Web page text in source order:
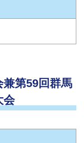
第59回群馬
会